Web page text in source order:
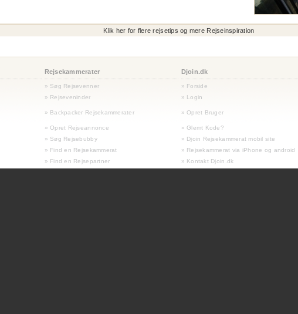
Klik her for flere rejsetips og mere Rejseinspiration
Rejsekammerater Djoin.dk
» Søg Rejsevenner » Forside
» Rejseveninder » Login
» Backpacker Rejsekammerater » Opret Bruger
» Opret Rejseannonce » Glemt Kode?
» Søg Rejsebubby
» Djoin Rejsekammerat mobil site
» Find en Rejsekammerat
» Rejsekammerat via iPhone og android
» Find en Rejsepartner
» Kontakt Djoin.dk